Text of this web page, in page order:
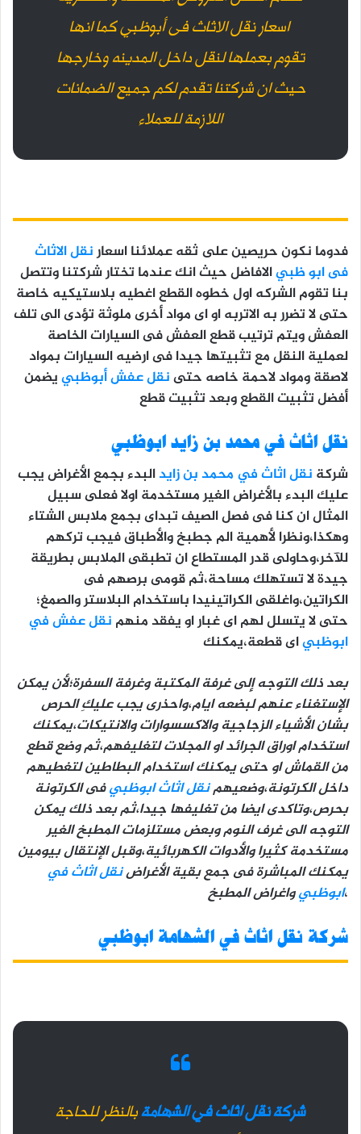
اسعار نقل الاثاث فى أبوظبي كما انها
تقوم بعملها لنقل داخل المدينه وخارجها
حيث ان شركتنا تقدم لكم جميع الضمانات
اللازمة للعملاء
فدوما نكون حريصين على ثقه عملائنا اسعارنقل الاثاث
فى ابو ظبيالافاضل حيث انك عندما تختار شركتنا وتتصل
بنا تقوم الشركه اول خطوه القطع اغطيه بلاستيكيه خاصة
حتى لا تضرر به الاتربه او اى مواد أخرى ملوثة تؤدى الى تلف
العفش ويتم ترتيب قطع العفش فى السيارات الخاصة
لعملية النقل مع تثبيتها جيدا فى ارضيه السيارات بمواد
لاصقة ومواد لاحمة خاصه حتىنقل عفش أبوظبييضمن
أفضل تثبيت القطع وبعد تثبيت قطع
نقل اثاث في محمد بن زايد ابوظبي
شركة نقل اثاث في محمد بن زايدالبدء بجمع الأغراض يجب
عليك البدء بالأغراض الغير مستخدمة اولا فعلى سبيل
المثال ان كنا فى فصل الصيف تبداى بجمع ملابس الشتاء
وهكذا،ونظرا لأهمية الم جطبخ والأطباق فيجب تركهم
للآخر،وحاولى قدر المستطاع ان تطبقى الملابس بطريقة
جيدة لا تستهلك مساحة،ثم قومى برصهم فى
الكراتين،واغلقى الكراتينيدا باستخدام البلاستر والصمغ؛
حتى لا يتسلل لهم اى غبار او يفقد منهم نقل عفش في
ابوظبياى قطعة،يمكنك
بعد ذلك التوجه إلى غرفة المكتبة وغرفة السفرة؛لأن يمكن
الإستغناء عنهم لبضعه ايام،واحذرى يجب عليكِ الحرص
بشان الأشياء الزجاجية والاكسسوارات والانتيكات،يمكنك
استخدام اوراق الجرائد او المجلات لتغليفهم،ثم وضع قطع
من القماش او حتى يمكنك استخدام البطاطين لتغطيهم
داخل الكرتونة،وضعيهمنقل اثاث ابوظبيفى الكرتونة
بحرص،وتاكدى ايضا من تغليفها جيدا،ثم بعد ذلك يمكن
التوجه الى غرف النوم وبعض مستلزمات المطبخ الغير
مستخدمة كثيرا والأدوات الكهربائية،وقبل الإنتقال بيومين
يمكنك المباشرة فى جمع بقية الأغراضنقل اثاث في
ابوظبيواغراض المطبخ ،
شركة نقل اثاث في الشهامة ابوظبي
شركة نقل اثاث في الشهامةبالنظر للحاجة